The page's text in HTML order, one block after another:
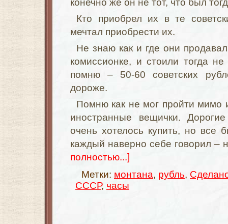
конечно же он не тот, что был
Кто приобрел их в те
мечтал приобрести их.
Не знаю как и где они
комиссионке, и стоили тогда
помню – 50-60 советских
дороже.
Помню как не мог пройти мимо
иностранные вещички.
очень хотелось купить, но все
каждый наверно себе говорил –
полностью...]
Метки: монтана, рубль,
СССР, часы